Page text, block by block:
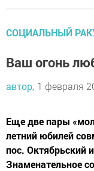
СОЦИАЛЬНЫЙ
Ваш огонь
автор, 1 февраля
Еще две пары
летний юбилей
пос. Октябрьский
Знаменательное